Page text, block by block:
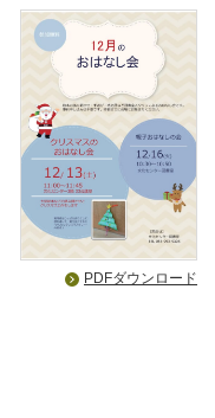
PDFダウンロード